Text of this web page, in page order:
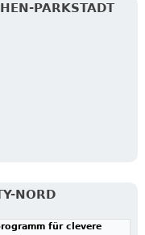
PARKSTADT
NORD
für clevere